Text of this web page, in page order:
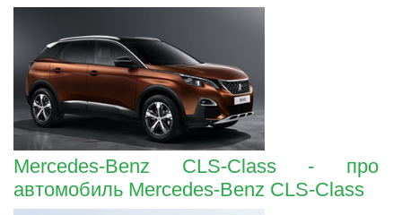
Mercedes-Benz CLS-Class - про
автомобиль Mercedes-Benz CLS-Class